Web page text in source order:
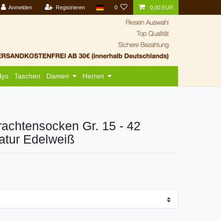
Anmelden Registrieren 0 0,00 EUR
Taschen Damen Herren
Gr. 15 - 42
Edelweiß